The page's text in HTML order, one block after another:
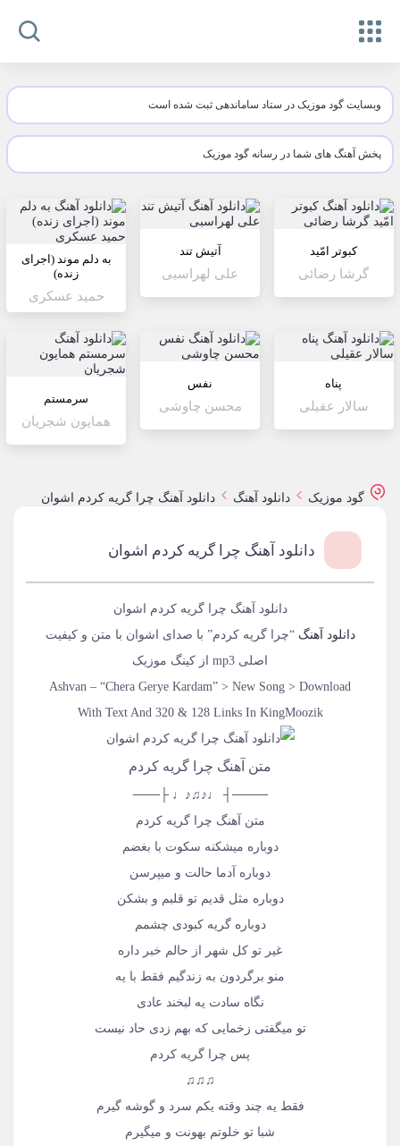
وبسایت گود موزیک در ستاد ساماندهی ثبت شده است
پخش آهنگ های شما در رسانه گود موزیک
کبوتر امّید
گرشا رضائی
آتیش تند
علی لهراسبی
به دلم موند (اجرای
زنده)
حمید عسکری
پناه
سالار عقیلی
نفس
محسن چاوشی سرمستم
همایون شجریان
گود موزیک دانلود آهنگ دانلود آهنگ چرا گریه کردم اشوان
دانلود آهنگ چرا گریه کردم اشوان
دانلود آهنگ چرا گریه کردم اشوان
دانلود آهنگ “چرا گریه کردم” با صدای اشوان با متن و کیفیت
اصلی mp3 از کینگ موزیک
Ashvan – “Chera Gerye Kardam” > New Song > Download
With Text And 320 & 128 Links In KingMoozik
متن آهنگ چرا گریه کردم
────┤ ♩♪♫♪♩ ├───
متن آهنگ چرا گریه کردم
دوباره میشکنه سکوت با بغضم
دوباره آدما حالت و میپرسن
دوباره مثل قدیم تو قلبم و بشکن
دوباره گریه کبودی چشمم
غیر تو کل شهر از حالم خبر داره
منو برگردون به زندگیم فقط با یه
نگاه سادت یه لبخند عادی
تو میگفتی زخمایی که بهم زدی حاد نیست
پس چرا گریه کردم
♫♫♫
فقط یه چند وقته یکم سرد و گوشه گیرم
شبا تو خلوتم بهونت و میگیرم